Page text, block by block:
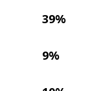
39%
9%